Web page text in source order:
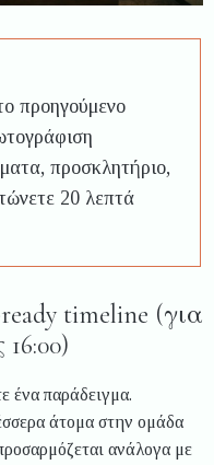
προηγούμενο
προσκλητήριο,
20 λεπτά
timeline (για
ένα παράδειγμα.
άτομα στην ομάδα
ανάλογα με